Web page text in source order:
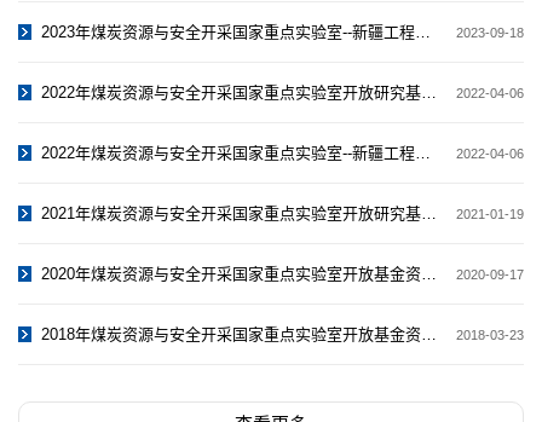
2023年煤炭资源与安全开采国家重点实验室--新疆工程学院联合开放研究基... 2023-09-18
2022年煤炭资源与安全开采国家重点实验室开放研究基金项目 2022-04-06
2022年煤炭资源与安全开采国家重点实验室--新疆工程学院联合开放研究基... 2022-04-06
2021年煤炭资源与安全开采国家重点实验室开放研究基金项目 2021-01-19
2020年煤炭资源与安全开采国家重点实验室开放基金资助项目 2020-09-17
2018年煤炭资源与安全开采国家重点实验室开放基金资助项目 2018-03-23